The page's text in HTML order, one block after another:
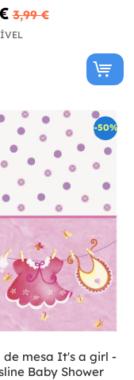
3,99 €
-50%
de mesa It's a girl -
Baby Shower